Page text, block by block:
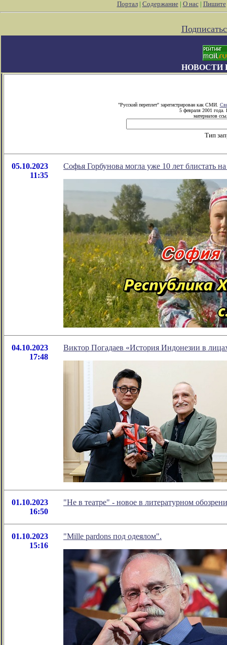
Портал| Содержание| О нас| Пишите
НОВОСТИ
"Русский переплет" зарегистрирован как СМИ.
5 февраля 2001 года.
материалов
Тип
05.10.2023
11:35
Софья Горбунова могла уже 10 лет блистать
04.10.2023
17:48
Виктор Погадаев «История Индонезии в
01.10.2023
16:50
"Не в театре" - новое в литературном
01.10.2023
15:16
"Mille pardons под одеялом".